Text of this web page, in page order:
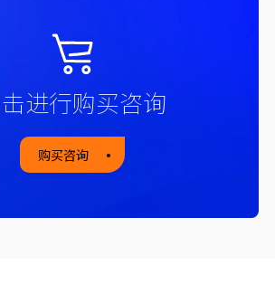
进行购买咨询
购买咨询